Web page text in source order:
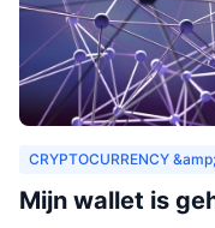
CRYPTOCURRENCY
Mijn wallet is